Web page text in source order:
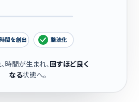
時間を創出 整流化
時間が生まれ、回すほど良く
なる状態へ。